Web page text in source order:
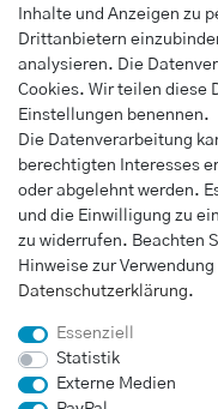
Inhalte und Anzeigen zu
Drittanbietern
analysieren. Die
Cookies. Wir teilen diese
Einstellungen benennen.
Die Datenverarbeitung
berechtigten Interesses
oder abgelehnt werden.
und die Einwilligung zu
zu widerrufen. Beachten
Hinweise zur
Daten­schutz­erklärung.
Essenziell
Statistik
Externe Medien
Wunschliste
Warenkorb
Kasse
INFORMATIONEN
Widerrufs­recht
Impressum
Daten­schutz­erklärung
AGB
Vertrag widerrufen
UNTERNEHMEN